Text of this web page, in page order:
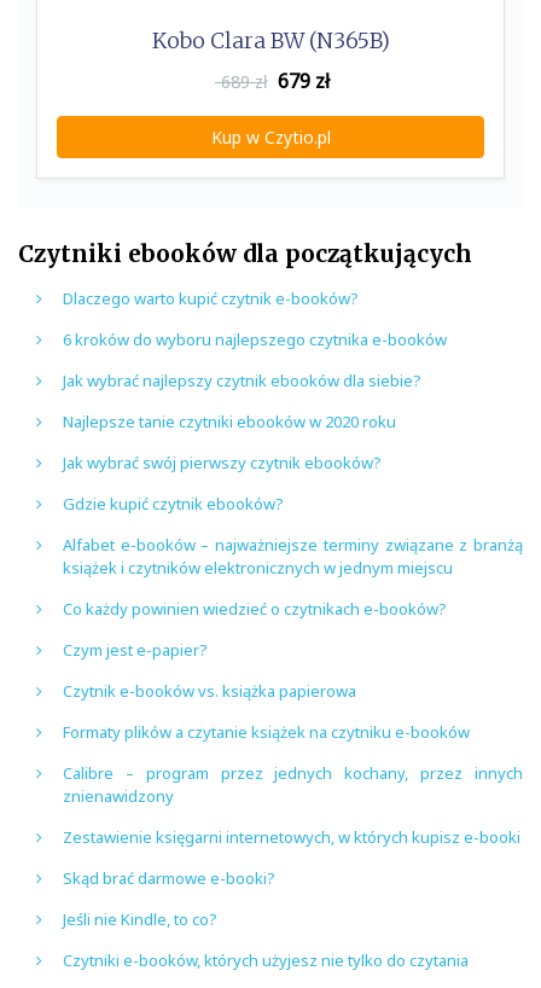
Kobo Clara BW (N365B)
689 zł 679 zł
Kup w Czytio.pl
Czytniki ebooków dla początkujących
Dlaczego warto kupić czytnik e-booków?
6 kroków do wyboru najlepszego czytnika e-booków
Jak wybrać najlepszy czytnik ebooków dla siebie?
Najlepsze tanie czytniki ebooków w 2020 roku
Jak wybrać swój pierwszy czytnik ebooków?
Gdzie kupić czytnik ebooków?
Alfabet e-booków – najważniejsze terminy związane z branżą
książek i czytników elektronicznych w jednym miejscu
Co każdy powinien wiedzieć o czytnikach e-booków?
Czym jest e-papier?
Czytnik e-booków vs. książka papierowa
Formaty plików a czytanie książek na czytniku e-booków
Calibre – program przez jednych kochany, przez innych
znienawidzony
Zestawienie księgarni internetowych, w których kupisz e-booki
Skąd brać darmowe e-booki?
Jeśli nie Kindle, to co?
Czytniki e-booków, których użyjesz nie tylko do czytania